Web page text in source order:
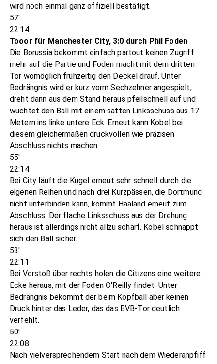
wird noch einmal ganz offiziell bestätigt.
57'
22:14
Tooor für Manchester City, 3:0 durch Phil Foden
Die Borussia bekommt einfach partout keinen Zugriff
mehr auf die Partie und Foden macht mit dem dritten
Tor womöglich frühzeitig den Deckel drauf. Unter
Bedrängnis wird er kurz vorm Sechzehner angespielt,
dreht dann aus dem Stand heraus pfeilschnell auf und
wuchtet den Ball mit einem satten Linksschuss aus 17
Metern ins linke untere Eck. Erneut kann Kobel bei
diesem gleichermaßen druckvollen wie präzisen
Abschluss nichts machen.
55'
22:14
Bei City läuft die Kugel erneut sehr schnell durch die
eigenen Reihen und nach drei Kurzpässen, die Dortmund
nicht unterbinden kann, kommt Haaland erneut zum
Abschluss. Der flache Linksschuss aus der Drehung
heraus ist allerdings nicht allzu scharf. Kobel schnappt
sich den Ball sicher.
53'
22:11
Bei Vorstoß über rechts holen die Citizens eine weitere
Ecke heraus, mit der Foden O'Reilly findet. Unter
Bedrängnis bekommt der beim Kopfball aber keinen
Druck hinter das Leder, das das BVB-Tor deutlich
verfehlt.
50'
22:08
Nach vielversprechendem Start nach dem Wiederanpfiff